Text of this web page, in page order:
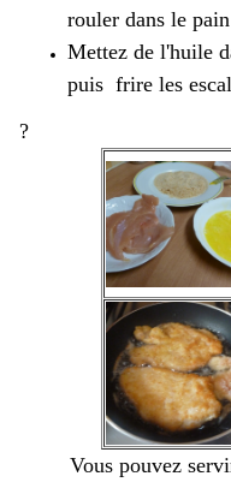
rouler dans le
Mettez de l'huile
puis frire les
?
Vous pouvez